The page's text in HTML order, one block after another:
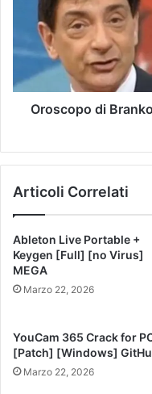
Oroscopo di
Articoli Correlati
Ableton Live Portable +
Keygen [Full] [no Virus]
MEGA
Marzo 22, 2026
YouCam 365 Crack for
[Patch] [Windows]
Marzo 22, 2026